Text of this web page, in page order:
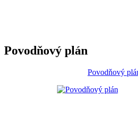
Povodňový plán
Povodňový